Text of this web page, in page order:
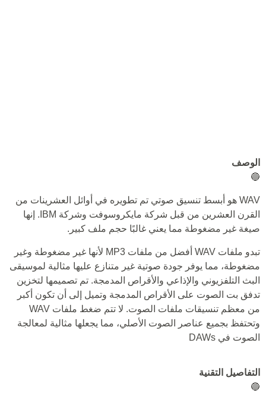
الوصف
🔵
WAV هو أبسط تنسيق صوتي تم تطويره في أوائل العشرينات من
القرن العشرين من قبل شركة مايكروسوفت وشركة IBM. إنها
صيغة غير مضغوطة مما يعني غالبًا حجم ملف كبير.
تبدو ملفات WAV أفضل من ملفات MP3 لأنها غير مضغوطة وغير
مضغوطة، مما يوفر جودة صوتية غير متنازع عليها مثالية لموسيقى
البث التلفزيوني والإذاعي والأقراص المدمجة. تم تصميمها لتخزين
تدفق بت الصوت على الأقراص المدمجة وتميل إلى أن تكون أكبر
من معظم تنسيقات ملفات الصوت. لا تتم ضغط ملفات WAV
وتحتفظ بجميع عناصر الصوت الأصلي، مما يجعلها مثالية لمعالجة
الصوت في DAWs
التفاصيل التقنية
🔵